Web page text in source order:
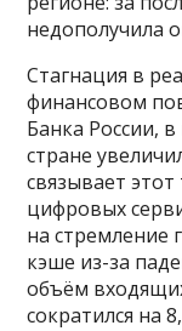
недополучила
Стагнация в
финансовом
Банка России,
стране
связывает
цифровых
на стремление
кэше из-за
объём
сократился на